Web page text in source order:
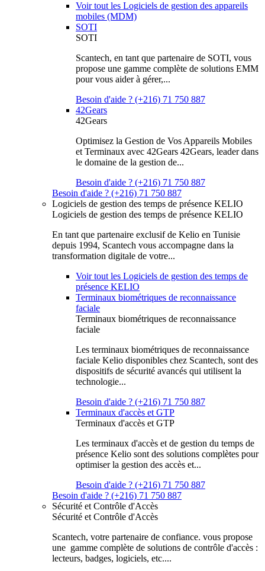
Voir tout les Logiciels de gestion des appareils
mobiles (MDM)
SOTI
SOTI
Scantech, en tant que partenaire de SOTI, vous
propose une gamme complète de solutions EMM
pour vous aider à gérer,...
Besoin d'aide ? (+216) 71 750 887
42Gears
42Gears
Optimisez la Gestion de Vos Appareils Mobiles
et Terminaux avec 42Gears 42Gears, leader dans
le domaine de la gestion de...
Besoin d'aide ? (+216) 71 750 887
Besoin d'aide ? (+216) 71 750 887
Logiciels de gestion des temps de présence KELIO
Logiciels de gestion des temps de présence KELIO
En tant que partenaire exclusif de Kelio en Tunisie
depuis 1994, Scantech vous accompagne dans la
transformation digitale de votre...
Voir tout les Logiciels de gestion des temps de
présence KELIO
Terminaux biométriques de reconnaissance
faciale
Terminaux biométriques de reconnaissance
faciale
Les terminaux biométriques de reconnaissance
faciale Kelio disponibles chez Scantech, sont des
dispositifs de sécurité avancés qui utilisent la
technologie...
Besoin d'aide ? (+216) 71 750 887
Terminaux d'accès et GTP
Terminaux d'accès et GTP
Les terminaux d'accès et de gestion du temps de
présence Kelio sont des solutions complètes pour
optimiser la gestion des accès et...
Besoin d'aide ? (+216) 71 750 887
Besoin d'aide ? (+216) 71 750 887
Sécurité et Contrôle d'Accès
Sécurité et Contrôle d'Accès
Scantech, votre partenaire de confiance. vous propose
une gamme complète de solutions de contrôle d'accès :
lecteurs, badges, logiciels, etc....